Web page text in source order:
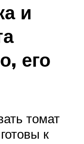
и
его
томат
к